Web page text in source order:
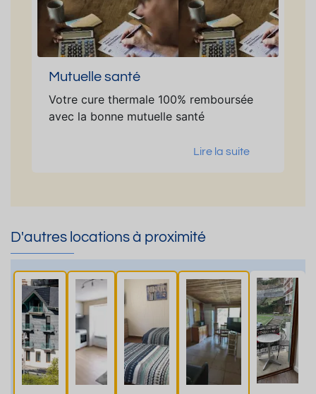
Mutuelle santé
Votre cure thermale 100% remboursée
avec la bonne mutuelle santé
Lire la suite
D'autres locations à proximité